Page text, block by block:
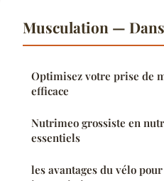
Musculation —
Optimisez votre prise de
efficace
Nutrimeo grossiste en
essentiels
les avantages du vélo